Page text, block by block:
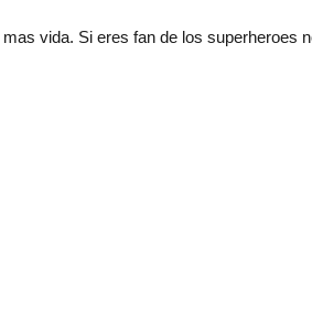
vida. Si eres fan de los superheroes